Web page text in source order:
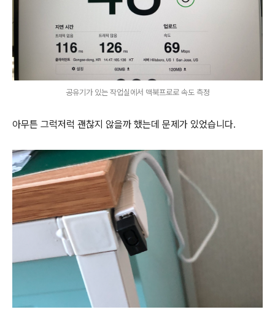
공유기가 있는 작업실에서 맥북프로로 속도 측정
아무튼 그럭저럭 괜찮지 않을까 했는데 문제가 있었습니다.